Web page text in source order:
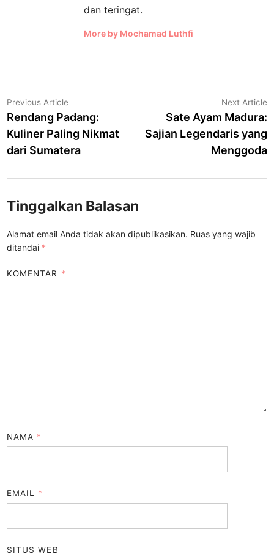
dan teringat.
More by Mochamad Luthfi
Navigasi
pos
Previous Article
article:
Rendang Padang:
Kuliner Paling Nikmat
dari Sumatera
Next Article
Sate Ayam Madura:
Sajian Legendaris yang
Menggoda
Tinggalkan Balasan
Alamat email Anda tidak akan dipublikasikan. Ruas yang wajib
ditandai *
KOMENTAR *
NAMA *
EMAIL *
SITUS WEB